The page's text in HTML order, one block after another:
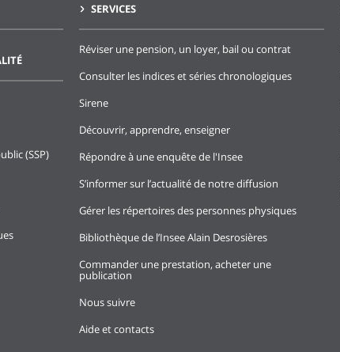
(SSP)
SERVICES
Réviser une pension, un loyer, bail ou contrat
Consulter les indices et séries chronologiques
Sirene
Découvrir, apprendre, enseigner
Répondre à une enquête de l'Insee
S’informer sur l’actualité de notre diffusion
Gérer les répertoires des personnes physiques
Bibliothèque de l’Insee Alain Desrosières
Commander une prestation, acheter une
publication
Nous suivre
Aide et contacts